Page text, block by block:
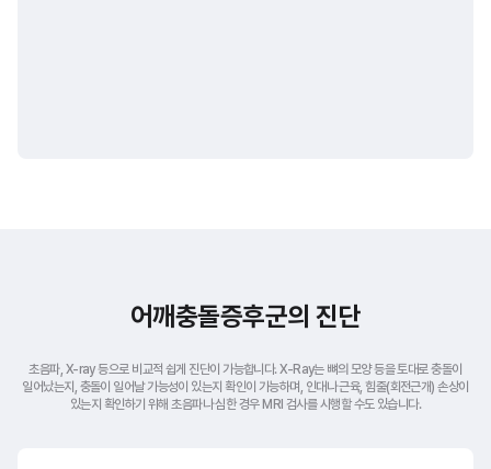
어깨충돌증후군의 진단
초음파, X-ray 등으로 비교적 쉽게 진단이 가능합니다. X-Ray는 뼈의 모양 등을 토대로 충돌이
일어났는지, 충돌이 일어날 가능성이 있는지 확인이 가능하며, 인대나 근육, 힘줄(회전근개) 손상이
있는지 확인하기 위해 초음파나 심한 경우 MRI 검사를 시행할 수도 있습니다.